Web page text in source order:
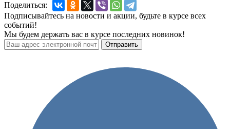
Поделиться:
Подписывайтесь на новости и акции, будьте в курсе всех
событий!
Мы будем держать вас в курсе последних новинок!